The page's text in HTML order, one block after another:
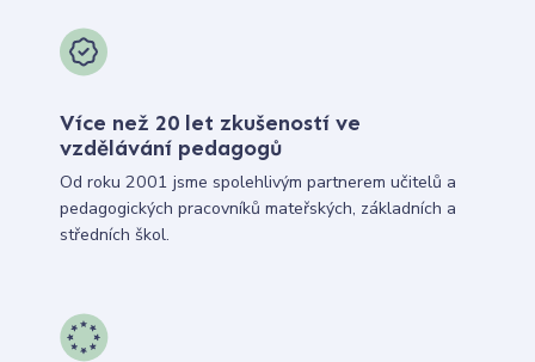
Více než 20 let zkušeností ve
vzdělávání pedagogů
Od roku 2001 jsme spolehlivým partnerem učitelů a
pedagogických pracovníků mateřských, základních a
středních škol.